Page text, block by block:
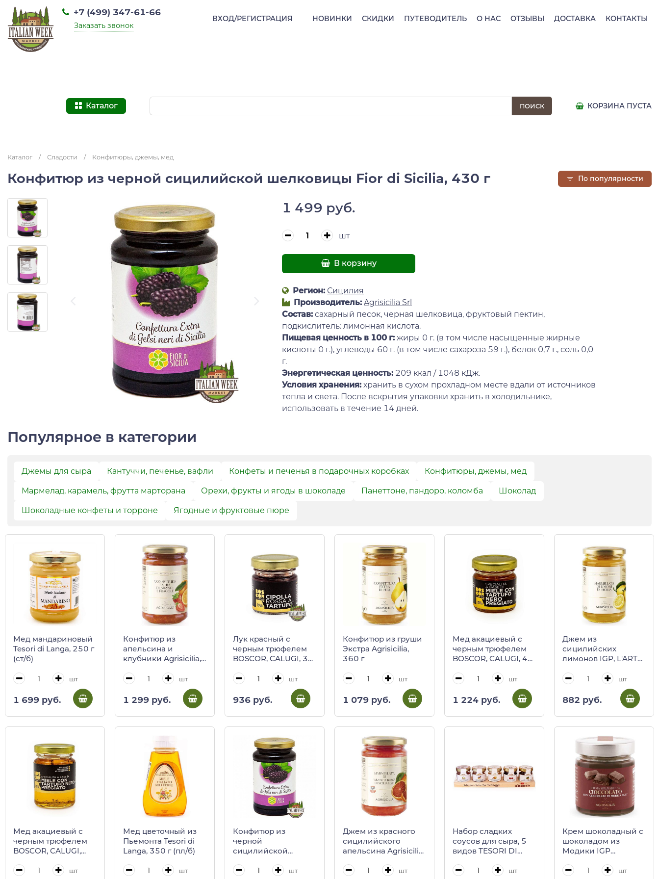
НОВИНКИ СКИДКИ ПУТЕВОДИТЕЛЬ О НАС ОТЗЫВЫ ДОСТАВКА КОНТАКТЫ
+7 (499) 347-61-66
Заказать звонок
ВХОД/РЕГИСТРАЦИЯ
Каталог КОРЗИНА ПУСТА
Каталог / Сладости / Конфитюры, джемы, мед
Конфитюр из черной сицилийской шелковицы Fior di Sicilia, 430 г
1 499 руб.
шт
В корзину
Регион: Сицилия
Производитель: Agrisicilia Srl
Состав: сахарный песок, черная шелковица, фруктовый пектин,
подкислитель: лимонная кислота.
Пищевая ценность в 100 г: жиры 0 г. (в том числе насыщенные жирные
кислоты 0 г.), углеводы 60 г. (в том числе сахароза 59 г.), белок 0,7 г., соль 0,0
г.
Энергетическая ценность: 209 ккал / 1048 кДж.
Условия хранения: хранить в сухом прохладном месте вдали от источников
тепла и света. После вскрытия упаковки хранить в холодильнике,
использовать в течение 14 дней.
Популярное в категории
По популярности
Джемы для сыра Кантуччи, печенье, вафли Конфеты и печенья в подарочных коробках Конфитюры, джемы, мед
Мармелад, карамель, фрутта марторана Орехи, фрукты и ягоды в шоколаде Панеттоне, пандоро, коломба Шоколад
Шоколадные конфеты и торроне Ягодные и фруктовые пюре
Мед мандариновый
Tesori di Langa, 250 г
(ст/б)
шт
1 699 руб.
Конфитюр из
апельсина и
клубники Agrisicilia,
шт
1 299 руб.
Лук красный с
черным трюфелем
BOSCOR, CALUGI, 35
шт
936 руб.
Конфитюр из груши
Экстра Agrisicilia,
360 г
шт
1 079 руб.
Мед акациевый с
черным трюфелем
BOSCOR, CALUGI, 40
шт
1 224 руб.
Джем из
сицилийских
лимонов IGP, L'ARTE
Agrisicilia, 360 гшт
882 руб.
Мед акациевый с
черным трюфелем
BOSCOR, CALUGI,
шт
Мед цветочный из
Пьемонта Tesori di
Langa, 350 г (пл/б)
шт
Конфитюр из
черной
сицилийской
Sicilia, 430 г
шт
Джем из красного
сицилийского
апельсина Agrisicilia,
шт
Набор сладких
соусов для сыра, 5
видов TESORI DI
г (ст/б на
шт
Крем шоколадный с
шоколадом из
Модики IGP
шт